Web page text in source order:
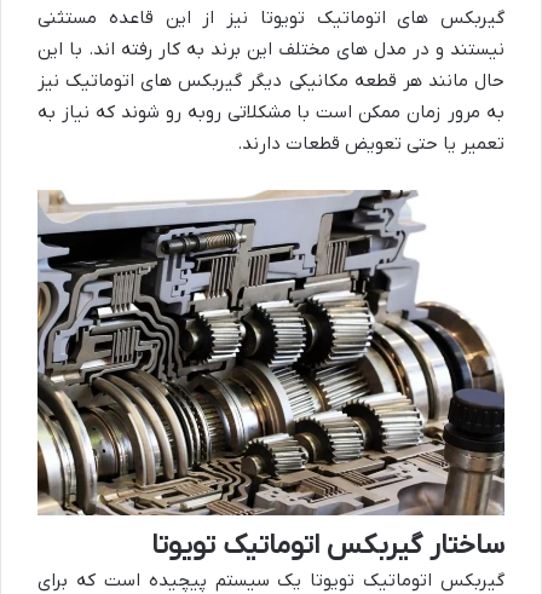
گیربکس های اتوماتیک تویوتا نیز از این قاعده مستثنی
نیستند و در مدل های مختلف این برند به کار رفته اند. با این
حال مانند هر قطعه مکانیکی دیگر گیربکس های اتوماتیک نیز
به مرور زمان ممکن است با مشکلاتی روبه رو شوند که نیاز به
تعمیر یا حتی تعویض قطعات دارند.
ساختار گیربکس اتوماتیک تویوتا
گیربکس اتوماتیک تویوتا یک سیستم پیچیده است که برای